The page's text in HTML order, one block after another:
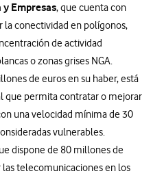
Empresas, que cuenta con
conectividad en polígonos,
de actividad
o zonas grises NGA.
de euros en su haber, está
que permita contratar o mejorar
una velocidad mínima de 30
vulnerables.
dispone de 80 millones de
telecomunicaciones en los